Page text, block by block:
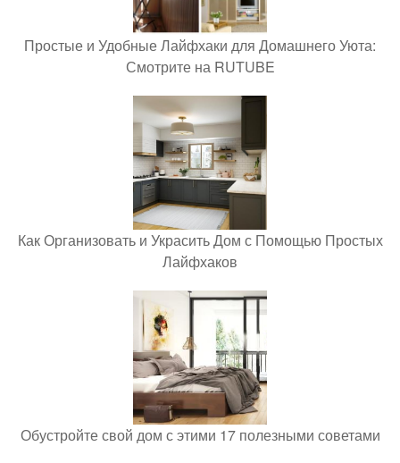
Простые и Удобные Лайфхаки для Домашнего Уюта:
Смотрите на RUTUBE
Как Организовать и Украсить Дом с Помощью Простых
Лайфхаков
Обустройте свой дом с этими 17 полезными советами